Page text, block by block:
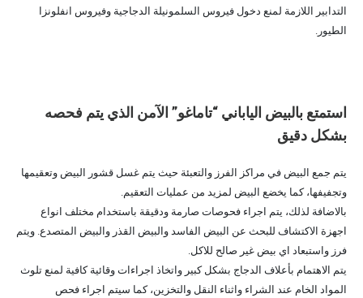
التدابير اللازمة لمنع دخول فيروس السلمونيلة الدجاجية وفيروس انفلونزا
الطيور.
استمتع بالبيض الياباني “تاماغو” الآمن الذي يتم فحصه
بشكل دقيق
يتم جمع البيض في مراكز الفرز والتعبئة حيث يتم غسل قشور البيض وتعقيمها
وتجفيفها، كما يخضع البيض لمزيد من عمليات التعقيم.
بالاضافة لذلك، يتم اجراء فحوصات صارمة ودقيقة باستخدام مختلف انواع
اجهزة الاكتشاف للبحث عن البيض الفاسد والبيض القذر والبيض المتصدع. ويتم
فرز واستبعاد اي بيض غير صالح للاكل.
يتم الاهتمام بأعلاف الدجاج بشكل كبير واتخاذ اجراءات وقائية كافية لمنع تلوث
المواد الخام عند الشراء واثناء النقل والتخزين، كما سيتم اجراء فحص